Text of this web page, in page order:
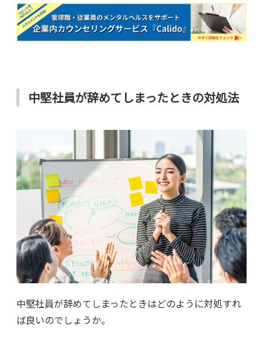
中堅社員が辞めてしまったときの対処法
中堅社員が辞めてしまったときはどのように対処すれ
ば良いのでしょうか。